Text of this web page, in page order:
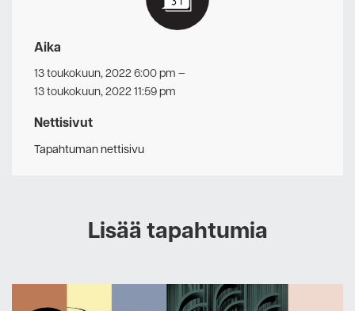
Aika
13 toukokuun, 2022 6:00 pm –
13 toukokuun, 2022 11:59 pm
Nettisivut
Tapahtuman nettisivu
Lisää tapahtumia